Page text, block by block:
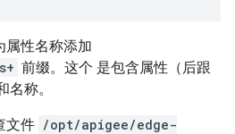
属性名称添加
前缀。这个 是包含属性（后跟
名称。
文件 /opt/apigee/edge-